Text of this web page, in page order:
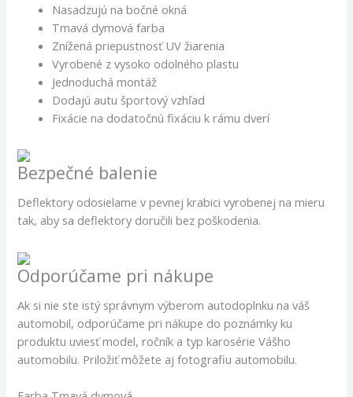
Nasadzujú na bočné okná
Tmavá dymová farba
Znížená priepustnosť UV žiarenia
Vyrobené z vysoko odolného plastu
Jednoduchá montáž
Dodajú autu športový vzhľad
Fixácie na dodatočnú fixáciu k rámu dverí
Bezpečné balenie
Deflektory odosielame v pevnej krabici vyrobenej na mieru
tak, aby sa deflektory doručili bez poškodenia.
Odporúčame pri nákupe
Ak si nie ste istý správnym výberom autodoplnku na váš
automobil, odporúčame pri nákupe do poznámky ku
produktu uviesť model, ročník a typ karosérie Vášho
automobilu. Priložiť môžete aj fotografiu automobilu.